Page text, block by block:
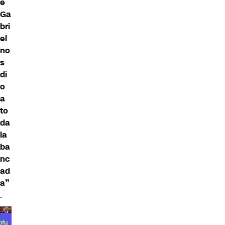
Ga
bri
el
no
s
di
o
a
to
da
la
ba
nc
ad
a”
.